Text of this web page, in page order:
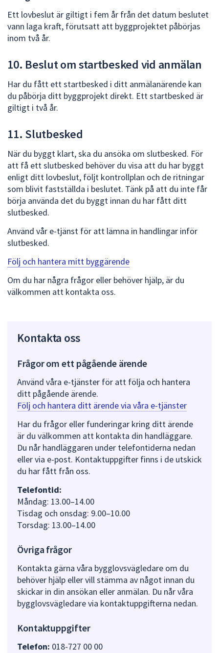
Ett lovbeslut är giltigt i fem år från det datum beslutet
vann laga kraft, förutsatt att byggprojektet påbörjas
inom två år.
10. Beslut om startbesked vid anmälan
Har du fått ett startbesked i ditt anmälanärende kan
du påbörja ditt byggprojekt direkt. Ett startbesked är
giltigt i två år.
11. Slutbesked
När du byggt klart, ska du ansöka om slutbesked. För
att få ett slutbesked behöver du visa att du har byggt
enligt ditt lovbeslut, följt kontrollplan och de ritningar
som blivit fastställda i beslutet. Tänk på att du inte får
börja använda det du byggt innan du har fått ditt
slutbesked.
Använd vår e-tjänst för att lämna in handlingar inför
slutbesked.
Följ och hantera mitt byggärende
Om du har några frågor eller behöver hjälp, är du
välkommen att kontakta oss.
Kontakta oss
Frågor om ett pågående ärende
Använd våra e-tjänster för att följa och hantera
ditt pågående ärende.
Följ och hantera ditt ärende via våra e-tjänster
Har du frågor eller funderingar kring ditt ärende
är du välkommen att kontakta din handläggare.
Du når handläggaren under telefontiderna nedan
eller via e-post. Kontaktuppgifter finns i de utskick
du har fått från oss.
Telefontid:
Måndag: 13.00–14.00
Tisdag och onsdag: 9.00–10.00
Torsdag: 13.00–14.00
Övriga frågor
Kontakta gärna våra bygglovsvägledare om du
behöver hjälp eller vill stämma av något innan du
skickar in din ansökan eller anmälan. Du når våra
bygglovsvägledare via kontaktuppgifterna nedan.
Kontaktuppgifter
Telefon: 018-727 00 00